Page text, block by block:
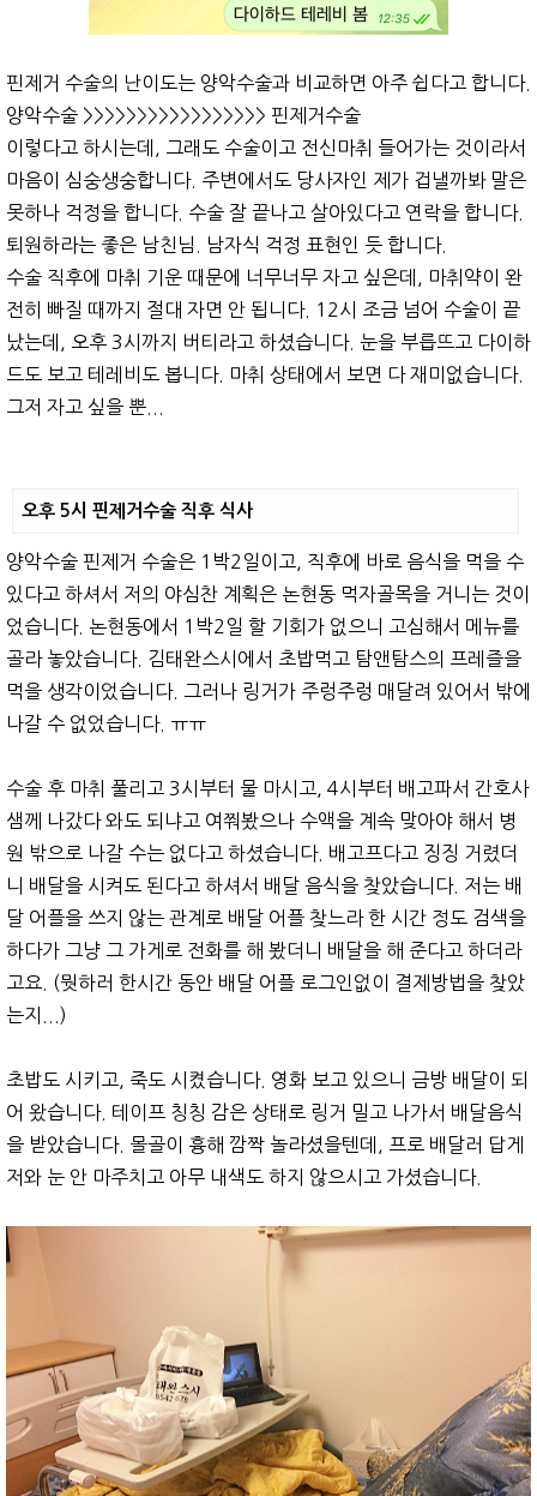
핀제거 수술의 난이도는 양악수술과 비교하면 아주 쉽다고 합니다.
양악수술 >>>>>>>>>>>>>>>>> 핀제거수술
이렇다고 하시는데, 그래도 수술이고 전신마취 들어가는 것이라서
마음이 심숭생숭합니다. 주변에서도 당사자인 제가 겁낼까봐 말은
못하나 걱정을 합니다. 수술 잘 끝나고 살아있다고 연락을 합니다.
퇴원하라는 좋은 남친님. 남자식 걱정 표현인 듯 합니다.
수술 직후에 마취 기운 때문에 너무너무 자고 싶은데, 마취약이 완
전히 빠질 때까지 절대 자면 안 됩니다. 12시 조금 넘어 수술이 끝
났는데, 오후 3시까지 버티라고 하셨습니다. 눈을 부릅뜨고 다이하
드도 보고 테레비도 봅니다. 마취 상태에서 보면 다 재미없습니다.
그저 자고 싶을 뿐...
오후 5시 핀제거수술 직후 식사
양악수술 핀제거 수술은 1박2일이고, 직후에 바로 음식을 먹을 수
있다고 하셔서 저의 야심찬 계획은 논현동 먹자골목을 거니는 것이
었습니다. 논현동에서 1박2일 할 기회가 없으니 고심해서 메뉴를
골라 놓았습니다. 김태완스시에서 초밥먹고 탐앤탐스의 프레즐을
먹을 생각이었습니다. 그러나 링거가 주렁주렁 매달려 있어서 밖에
나갈 수 없었습니다. ㅠㅠ
수술 후 마취 풀리고 3시부터 물 마시고, 4시부터 배고파서 간호사
샘께 나갔다 와도 되냐고 여쭤봤으나 수액을 계속 맞아야 해서 병
원 밖으로 나갈 수는 없다고 하셨습니다. 배고프다고 징징 거렸더
니 배달을 시켜도 된다고 하셔서 배달 음식을 찾았습니다. 저는 배
달 어플을 쓰지 않는 관계로 배달 어플 찾느라 한 시간 정도 검색을
하다가 그냥 그 가게로 전화를 해 봤더니 배달을 해 준다고 하더라
고요. (뭣하러 한시간 동안 배달 어플 로그인없이 결제방법을 찾았
는지...)
초밥도 시키고, 죽도 시켰습니다. 영화 보고 있으니 금방 배달이 되
어 왔습니다. 테이프 칭칭 감은 상태로 링거 밀고 나가서 배달음식
을 받았습니다. 몰골이 흉해 깜짝 놀라셨을텐데, 프로 배달러 답게
저와 눈 안 마주치고 아무 내색도 하지 않으시고 가셨습니다.